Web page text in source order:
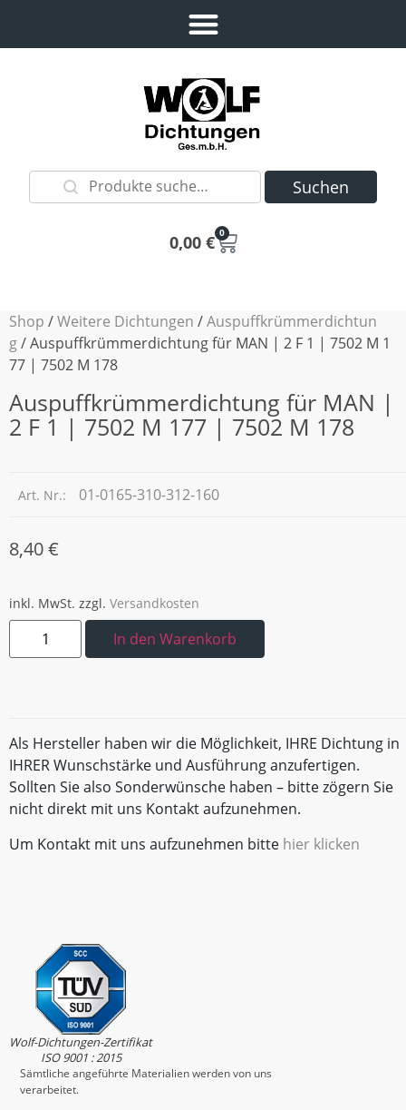
Suchen
0,00 € 0
Shop /Weitere Dichtungen /Auspuffkrümmerdichtun
g/ Auspuffkrümmerdichtung für MAN | 2 F 1 | 7502 M 1
77 | 7502 M 178
Auspuffkrümmerdichtung für MAN |
2 F 1 | 7502 M 177 | 7502 M 178
Art. Nr.: 01-0165-310-312-160
8,40€
inkl. MwSt. zzgl. Versandkosten
In den Warenkorb
Als Hersteller haben wir die Möglichkeit, IHRE Dichtung in
IHRER Wunschstärke und Ausführung anzufertigen.
Sollten Sie also Sonderwünsche haben – bitte zögern Sie
nicht direkt mit uns Kontakt aufzunehmen.
Um Kontakt mit uns aufzunehmen bitte hier klicken
Wolf-Dichtungen-Zertifikat
ISO 9001 : 2015
Sämtliche angeführte Materialien werden von uns
verarbeitet.